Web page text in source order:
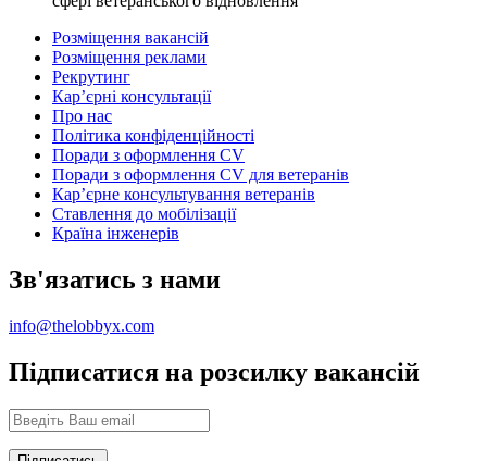
Розміщення вакансій
Розміщення реклами
Рекрутинг
Карʼєрні консультації
Про нас
Політика конфіденційності
Поради з оформлення CV
Поради з оформлення CV для ветеранів
Карʼєрне консультування ветеранів
Ставлення до мобілізації
Країна інженерів
Зв'язатись з нами
info@thelobbyx.com
Підписатися на розсилку вакансій